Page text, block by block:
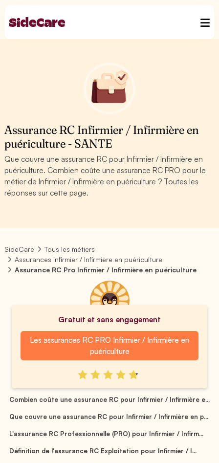
Assurance RC Infirmier / Infirmière en
puériculture - SANTE
Que couvre une assurance RC pour Infirmier / Infirmière en
puériculture. Combien coûte une assurance RC PRO pour le
métier de Infirmier / Infirmière en puériculture ? Toutes les
réponses sur cette page.
SideCare
Tous les métiers
Assurances Infirmier / Infirmière en puériculture
Assurance RC Pro Infirmier / Infirmière en puériculture
Gratuit et sans engagement
Les assurances RC PRO Infirmier / Infirmière en
puériculture
Combien coûte une assurance RC pour Infirmier / Infirmière e...
Que couvre une assurance RC pour Infirmier / Infirmière en p...
L'assurance RC Professionnelle (PRO) pour Infirmier / Infirm...
Définition de l'assurance RC Exploitation pour Infirmier / I...